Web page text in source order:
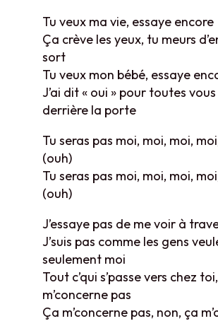
Tu veux ma vie, essaye encore
Ça crève les yeux, tu meurs
sort
Tu veux mon bébé, essaye
J’ai dit « oui » pour toutes
derrière la porte
Tu seras pas moi, moi, moi,
(ouh)
Tu seras pas moi, moi, moi,
(ouh)
J’essaye pas de me voir à
J’suis pas comme les gens
seulement moi
Tout c’qui s’passe vers chez
m’concerne pas
Ça m’concerne pas, non, ça